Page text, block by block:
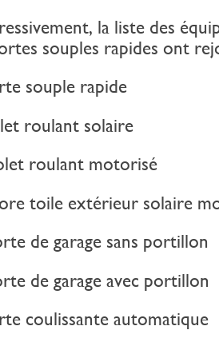
la liste des
souples rapides ont
souple rapide
roulant solaire
roulant motorisé
toile extérieur solaire
de garage sans portillon
de garage avec portillon
coulissante automatique